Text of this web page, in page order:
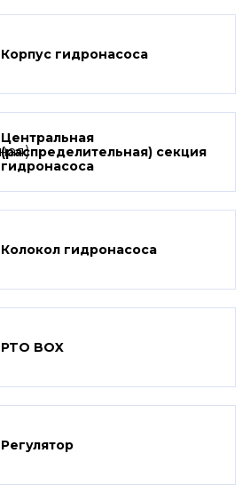
Корпус гидронасоса
Центральная
(распределительная) секция
гидронасоса
Колокол гидронасоса
PTO BOX
Регулятор